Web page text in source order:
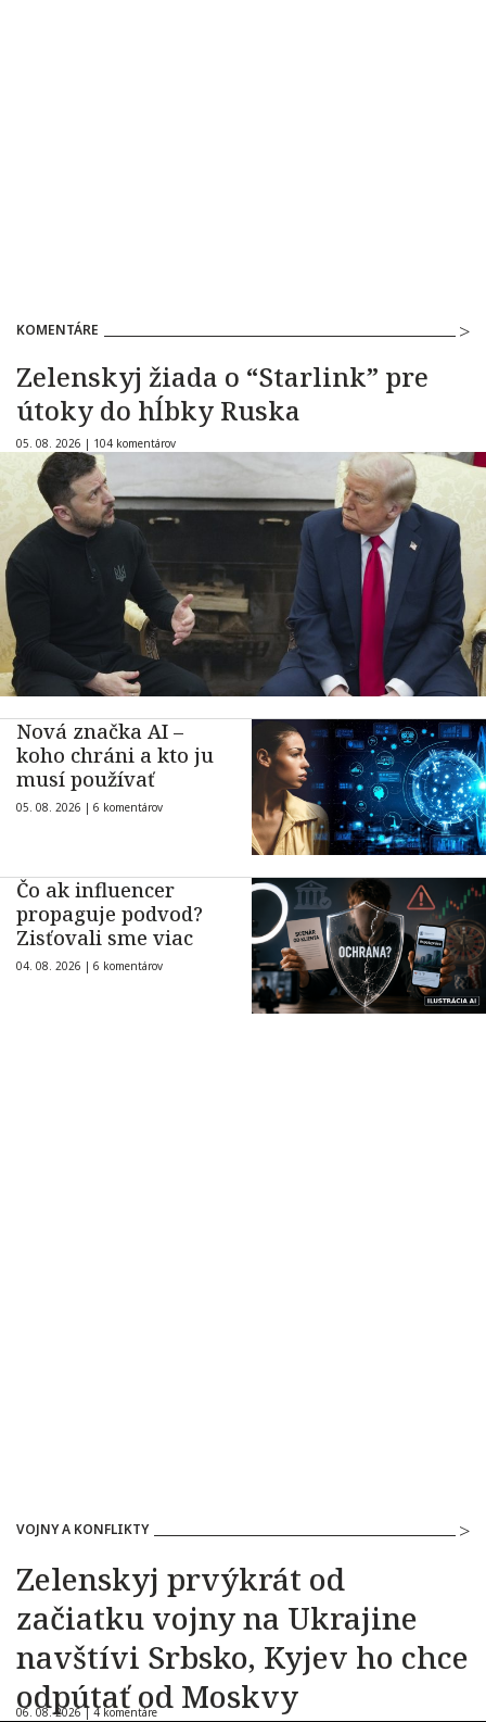
KOMENTÁRE
Zelenskyj žiada o “Starlink” pre
útoky do hĺbky Ruska
05. 08. 2026 | 104 komentárov
Nová značka AI –
koho chráni a kto ju
musí používať
05. 08. 2026 | 6 komentárov
Čo ak influencer
propaguje podvod?
Zisťovali sme viac
04. 08. 2026 | 6 komentárov
VOJNY A KONFLIKTY
Zelenskyj prvýkrát od
začiatku vojny na Ukrajine
navštívi Srbsko, Kyjev ho chce
odpútať od Moskvy
06. 08. 2026 | 4 komentáre